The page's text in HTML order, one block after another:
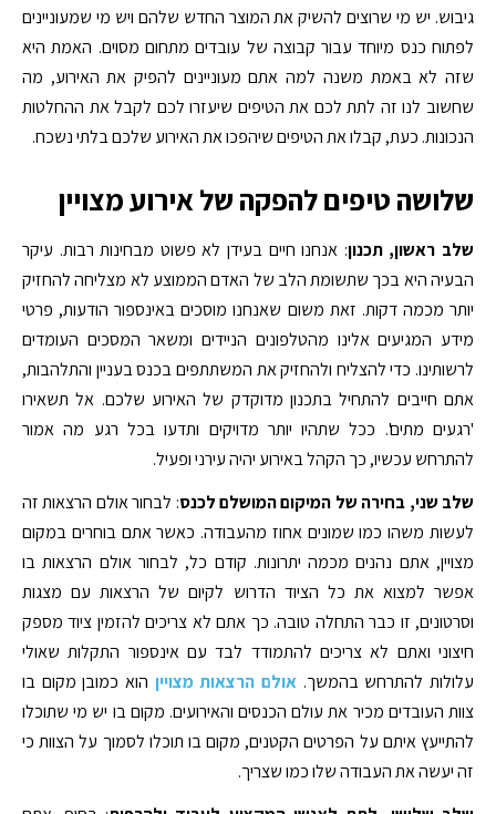
גיבוש. יש מי שרוצים להשיק את המוצר החדש שלהם ויש מי שמעוניינים
לפתוח כנס מיוחד עבור קבוצה של עובדים מתחום מסוים. האמת היא
שזה לא באמת משנה למה אתם מעוניינים להפיק את האירוע, מה
שחשוב לנו זה לתת לכם את הטיפים שיעזרו לכם לקבל את ההחלטות
הנכונות. כעת, קבלו את הטיפים שיהפכו את האירוע שלכם בלתי נשכח.
שלושה טיפים להפקה של אירוע מצויין
שלב ראשון, תכנון: אנחנו חיים בעידן לא פשוט מבחינות רבות. עיקר
הבעיה היא בכך שתשומת הלב של האדם הממוצע לא מצליחה להחזיק
יותר מכמה דקות. זאת משום שאנחנו מוסכים באינספור הודעות, פרטי
מידע המגיעים אלינו מהטלפונים הניידים ומשאר המסכים העומדים
לרשותינו. כדי להצליח ולהחזיק את המשתתפים בכנס בעניין והתלהבות,
אתם חייבים להתחיל בתכנון מדוקדק של האירוע שלכם. אל תשאירו
'רגעים מתים'. ככל שתהיו יותר מדויקים ותדעו בכל רגע מה אמור
להתרחש עכשיו, כך הקהל באירוע יהיה עירני ופעיל.
שלב שני, בחירה של המיקום המושלם לכנס: לבחור אולם הרצאות זה
לעשות משהו כמו שמונים אחוז מהעבודה. כאשר אתם בוחרים במקום
מצויין, אתם נהנים מכמה יתרונות. קודם כל, לבחור אולם הרצאות בו
אפשר למצוא את כל הציוד הדרוש לקיום של הרצאות עם מצגות
וסרטונים, זו כבר התחלה טובה. כך אתם לא צריכים להזמין ציוד מספק
חיצוני ואתם לא צריכים להתמודד לבד עם אינספור התקלות שאולי
עלולות להתרחש בהמשך. אולם הרצאות מצויין הוא כמובן מקום בו
צוות העובדים מכיר את עולם הכנסים והאירועים. מקום בו יש מי שתוכלו
להתייעץ איתם על הפרטים הקטנים, מקום בו תוכלו לסמוך על הצוות כי
זה יעשה את העבודה שלו כמו שצריך.